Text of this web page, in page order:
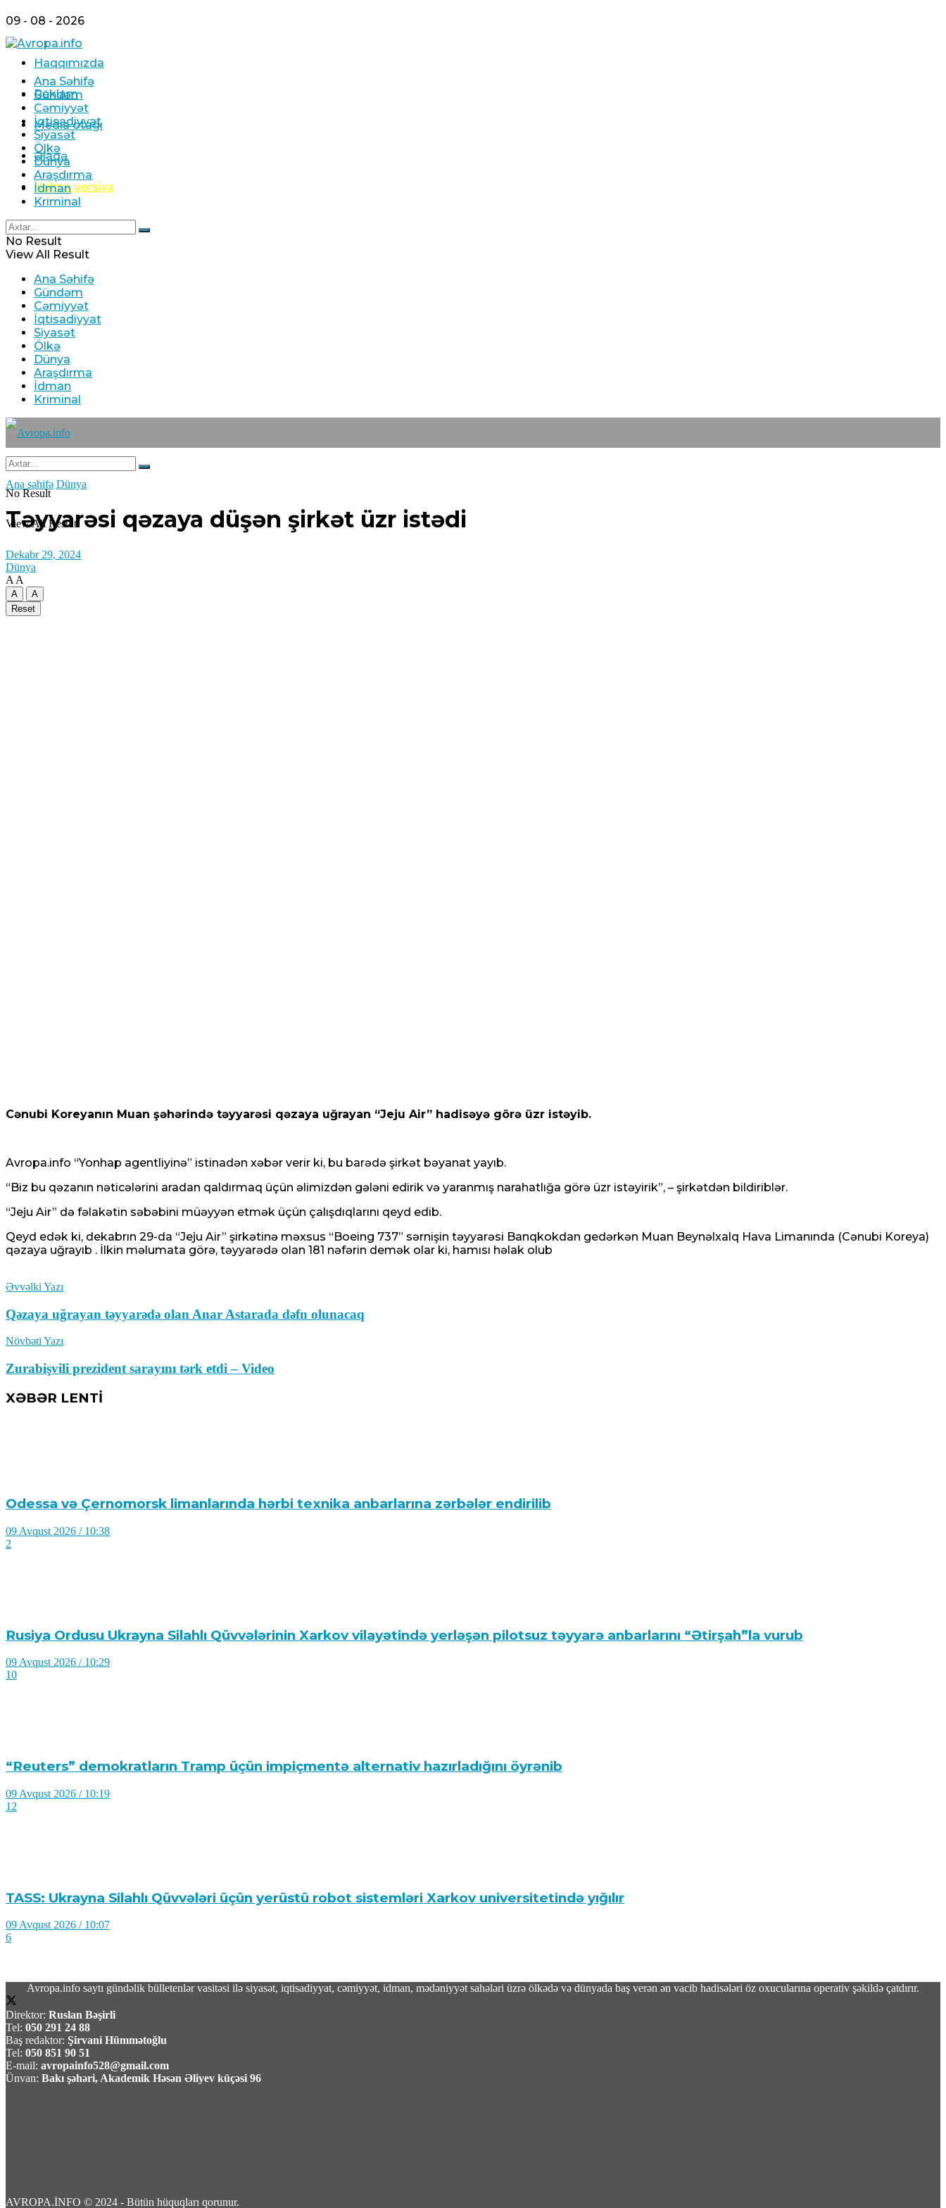
09 - 08 - 2026
Haqqımızda
Reklam
Media otağı
Əlaqə
Köhnə versiya
Ana Səhifə
Gündəm
Cəmiyyət
İqtisadiyyat
Siyasət
Ölkə
Dünya
Araşdırma
İdman
Kriminal
No Result
View All Result
Ana Səhifə
Gündəm
Cəmiyyət
İqtisadiyyat
Siyasət
Ölkə
Dünya
Araşdırma
İdman
Kriminal
No Result
View All Result
Ana səhifə Dünya
Təyyarəsi qəzaya düşən şirkət üzr istədi
Dekabr 29, 2024
Dünya
A A
A
A
Reset
Cənubi Koreyanın Muan şəhərində təyyarəsi qəzaya uğrayan “Jeju Air” hadisəyə görə üzr istəyib.
Avropa.info “Yonhap agentliyinə” istinadən xəbər verir ki, bu barədə şirkət bəyanat yayıb.
“Biz bu qəzanın nəticələrini aradan qaldırmaq üçün əlimizdən gələni edirik və yaranmış narahatlığa görə üzr istəyirik”, – şirkətdən bildiriblər.
“Jeju Air” də fəlakətin səbəbini müəyyən etmək üçün çalışdıqlarını qeyd edib.
Qeyd edək ki, dekabrın 29-da “Jeju Air” şirkətinə məxsus “Boeing 737” sərnişin təyyarəsi Banqkokdan gedərkən Muan Beynəlxalq Hava Limanında (Cənubi Koreya)
qəzaya uğrayıb . İlkin məlumata görə, təyyarədə olan 181 nəfərin demək olar ki, hamısı həlak olub
Əvvəlki Yazı
Qəzaya uğrayan təyyarədə olan Anar Astarada dəfn olunacaq
Növbəti Yazı
Zurabişvili prezident sarayını tərk etdi – Video
XƏBƏR LENTİ
Odessa və Çernomorsk limanlarında hərbi texnika anbarlarına zərbələr endirilib
09 Avqust 2026 / 10:38
2
Rusiya Ordusu Ukrayna Silahlı Qüvvələrinin Xarkov vilayətində yerləşən pilotsuz təyyarə anbarlarını “Ətirşah”la vurub
09 Avqust 2026 / 10:29
10
“Reuters” demokratların Tramp üçün impiçmentə alternativ hazırladığını öyrənib
09 Avqust 2026 / 10:19
12
TASS: Ukrayna Silahlı Qüvvələri üçün yerüstü robot sistemləri Xarkov universitetində yığılır
09 Avqust 2026 / 10:07
6
Məhəmməd Bağet Zülqədr: “ABŞ dəniz blokadasını ləğv etməli və qoşunları İran ətrafından çıxarmalidir”
09 Avqust 2026 / 9:59
4
13
Avropa.info saytı gündəlik bülletenlər vasitəsi ilə siyasət, iqtisadiyyat, cəmiyyət, idman, mədəniyyət sahələri üzrə ölkədə və dünyada baş verən ən vacib hadisələri öz oxucularına operativ şəkildə çatdırır.
Direktor: Ruslan Bəşirli
Tel: 050 291 24 88
Baş redaktor: Şirvani Hümmətoğlu
Tel: 050 851 90 51
E-mail: avropainfo528@gmail.com
Ünvan: Bakı şəhəri, Akademik Həsən Əliyev küçəsi 96
AVROPA.İNFO © 2024 - Bütün hüquqları qorunur.